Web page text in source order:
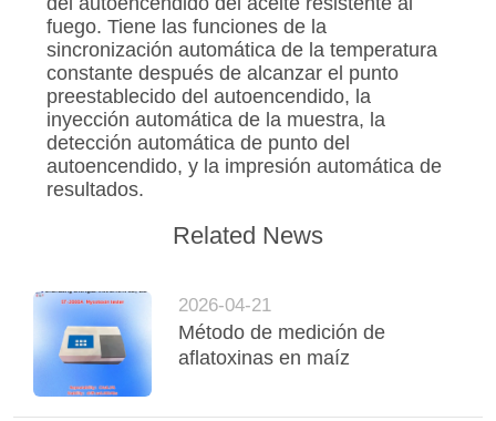
fuego. Tiene las funciones de la
sincronización automática de la temperatura
constante después de alcanzar el punto
preestablecido del autoencendido, la
inyección automática de la muestra, la
detección automática de punto del
autoencendido, y la impresión automática de
resultados.
Related News
2026-04-21
Método de medición de
aflatoxinas en maíz